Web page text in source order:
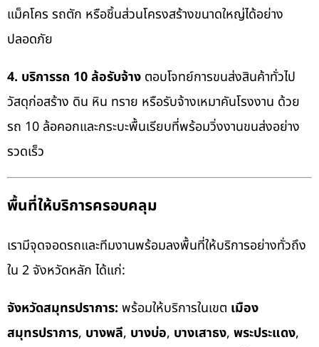
แม็คโคร รถตัก หรือชิ้นส่วนโครงสร้างขนาดใหญ่ได้อย่าง
ปลอดภัย
4. บริการรถ 10 ล้อรับจ้าง ตอบโจทย์การขนส่งสินค้าทั่วไป
วัสดุก่อสร้าง ดิน หิน ทราย หรือรับจ้างเหมาคันโรงงาน ด้วย
รถ 10 ล้อคอกและกระบะพื้นเรียบที่พร้อมวิ่งงานขนส่งอย่าง
รวดเร็ว
พื้นที่ให้บริการครอบคลุม
เรามีจุดจอดรถและทีมงานพร้อมลงพื้นที่ให้บริการอย่างทั่วถึง
ใน 2 จังหวัดหลัก ได้แก่:
จังหวัดสมุทรปราการ: พร้อมให้บริการในเขต เมือง
สมุทรปราการ, บางพลี, บางบ่อ, บางเสาธง, พระประแดง,